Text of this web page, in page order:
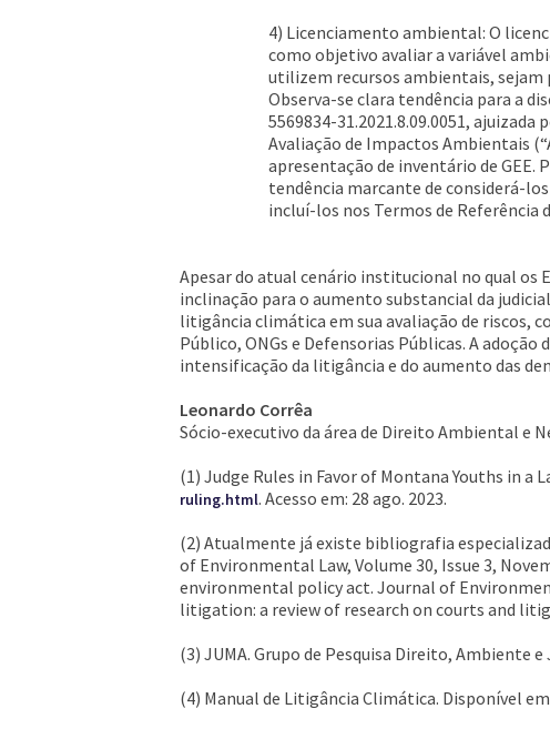
4) Licenciamento ambiental: O
como objetivo avaliar a variável
utilizem recursos ambientais, sejam
Observa-se clara tendência para a
5569834-31.2021.8.09.0051,
Avaliação de Impactos Ambientais
apresentação de inventário de
tendência marcante de considerá-
incluí-los nos Termos de
Apesar do atual cenário institucional no qual os
inclinação para o aumento substancial da
litigância climática em sua avaliação de riscos,
Público, ONGs e Defensorias Públicas. A
intensificação da litigância e do aumento das
Leonardo Corrêa
Sócio-executivo da área de Direito Ambiental e
(1) Judge Rules in Favor of Montana Youths in a
ruling.html. Acesso em: 28 ago. 2023.
(2) Atualmente já existe bibliografia
of Environmental Law, Volume 30, Issue 3,
environmental policy act. Journal of
litigation: a review of research on courts and
(3) JUMA. Grupo de Pesquisa Direito, Ambiente
(4) Manual de Litigância Climática. Disponível